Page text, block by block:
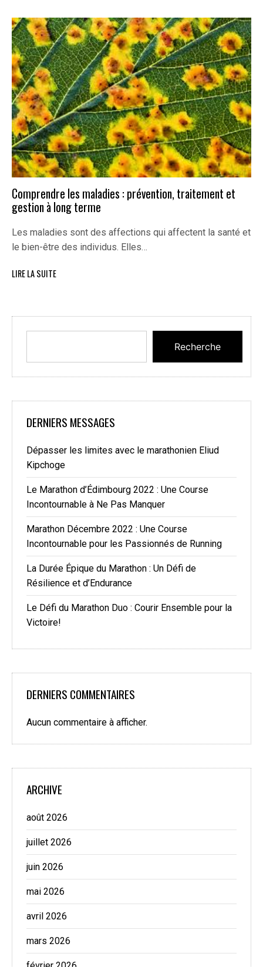
Comprendre les maladies : prévention, traitement et
gestion à long terme
Les maladies sont des affections qui affectent la santé et
le bien-être des individus. Elles…
LIRE LA SUITE
Recherche
DERNIERS MESSAGES
Dépasser les limites avec le marathonien Eliud
Kipchoge
Le Marathon d’Édimbourg 2022 : Une Course
Incontournable à Ne Pas Manquer
Marathon Décembre 2022 : Une Course
Incontournable pour les Passionnés de Running
La Durée Épique du Marathon : Un Défi de
Résilience et d’Endurance
Le Défi du Marathon Duo : Courir Ensemble pour la
Victoire!
DERNIERS COMMENTAIRES
Aucun commentaire à afficher.
ARCHIVE
août 2026
juillet 2026
juin 2026
mai 2026
avril 2026
mars 2026